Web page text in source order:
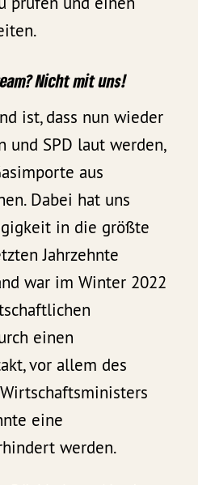
Nicht mit uns!
ist, dass nun wieder
und SPD laut werden,
aus
Dabei hat uns
in die größte
Jahrzehnte
war im Winter 2022
einen
vor allem des
eine
werden.